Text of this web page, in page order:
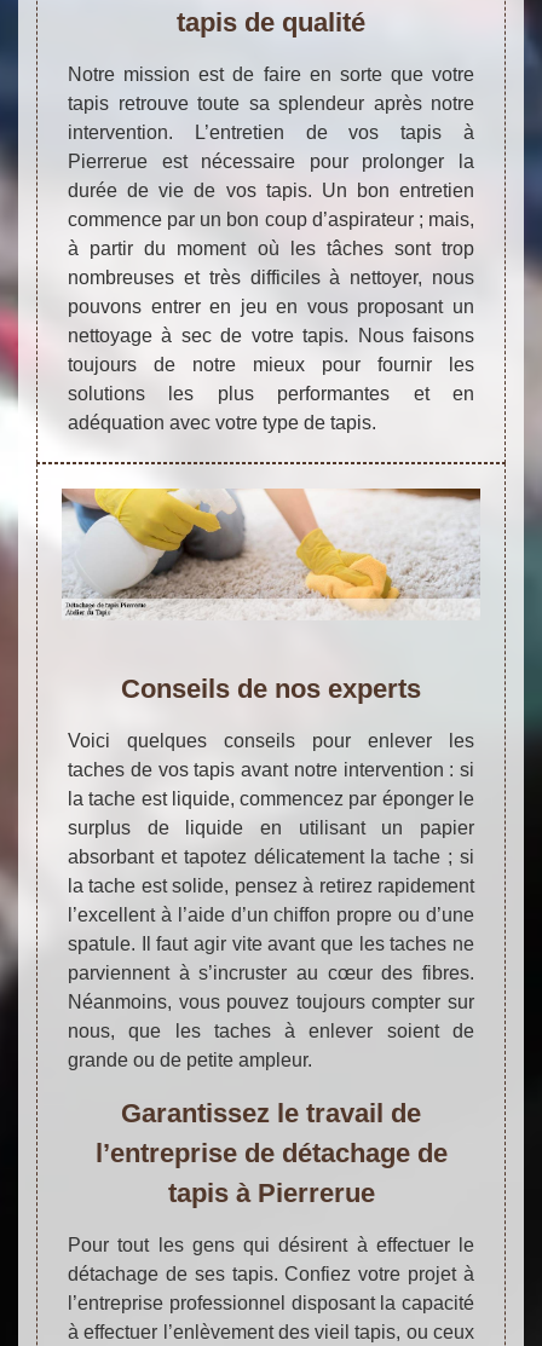
tapis de qualité
Notre mission est de faire en sorte que votre
tapis retrouve toute sa splendeur après notre
intervention. L’entretien de vos tapis à
Pierrerue est nécessaire pour prolonger la
durée de vie de vos tapis. Un bon entretien
commence par un bon coup d’aspirateur ; mais,
à partir du moment où les tâches sont trop
nombreuses et très difficiles à nettoyer, nous
pouvons entrer en jeu en vous proposant un
nettoyage à sec de votre tapis. Nous faisons
toujours de notre mieux pour fournir les
solutions les plus performantes et en
adéquation avec votre type de tapis.
Conseils de nos experts
Voici quelques conseils pour enlever les
taches de vos tapis avant notre intervention : si
la tache est liquide, commencez par éponger le
surplus de liquide en utilisant un papier
absorbant et tapotez délicatement la tache ; si
la tache est solide, pensez à retirez rapidement
l’excellent à l’aide d’un chiffon propre ou d’une
spatule. Il faut agir vite avant que les taches ne
parviennent à s’incruster au cœur des fibres.
Néanmoins, vous pouvez toujours compter sur
nous, que les taches à enlever soient de
grande ou de petite ampleur.
Garantissez le travail de
l’entreprise de détachage de
tapis à Pierrerue
Pour tout les gens qui désirent à effectuer le
détachage de ses tapis. Confiez votre projet à
l’entreprise professionnel disposant la capacité
à effectuer l’enlèvement des vieil tapis, ou ceux